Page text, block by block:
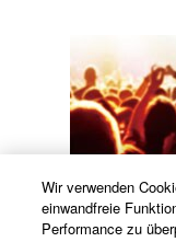
Wir verwenden
einwandfreie
Performance zu